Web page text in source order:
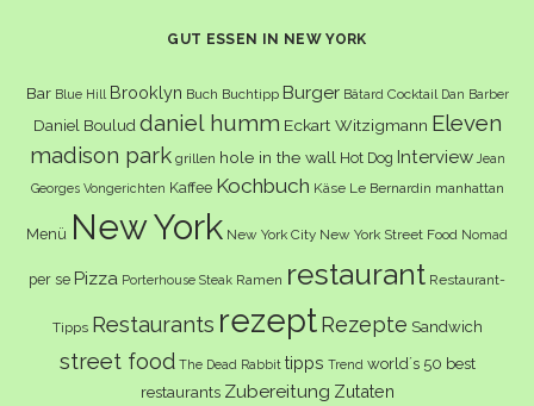
GUT ESSEN IN NEW YORK
Bar Blue Hill Brooklyn Buch Buchtipp Burger Bâtard Cocktail Dan Barber
Daniel Boulud daniel humm Eckart Witzigmann Eleven
madison park grillen hole in the wall Hot Dog Interview Jean
Georges Vongerichten Kaffee Kochbuch Käse Le Bernardin manhattan
Menü New York New York City New York Street Food Nomad
per se Pizza Porterhouse Steak Ramen restaurant Restaurant-
Tipps Restaurants rezept Rezepte Sandwich
street food The Dead Rabbit tipps Trend world´s 50 best
restaurants Zubereitung Zutaten